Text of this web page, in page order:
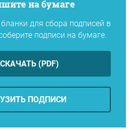
на бумаге
для сбора подписей в
подписи на бумаге.
СКАЧАТЬ (PDF)
ПОДПИСИ